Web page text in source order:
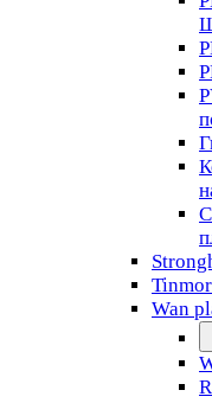
Wan